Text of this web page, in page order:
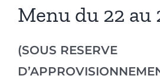
Menu du 22 au
(SOUS RESERVE